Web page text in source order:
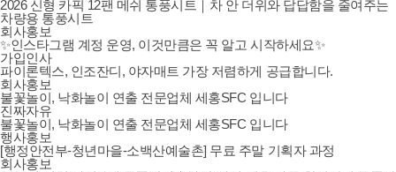
2026 신형 카픽 12팬 메쉬 통풍시트｜차 안 더위와 답답함을 줄여주는
차량용 통풍시트
회사홍보
✨인스타그램 계정 운영, 이것만큼은 꼭 알고 시작하세요✨
가입인사
파이론텍스, 인조잔디, 야자매트 가장 저렴하게 공급합니다.
회사홍보
불꽃놀이, 낙화놀이 연출 전문업체 세홍SFC 입니다
진짜자유
불꽃놀이, 낙화놀이 연출 전문업체 세홍SFC 입니다
행사홍보
[행정안전부-청년마을-소백산예술촌] 무료 주말 기획자 과정
회사홍보